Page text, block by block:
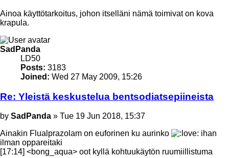
Ainoa käyttötarkoitus, johon itselläni nämä toimivat on kova
krapula.
SadPanda
LD50
Posts: 3183
Joined: Wed 27 May 2009, 15:26
Re: Yleistä keskustelua bentsodiatsepiineista
Post
by SadPanda » Tue 19 Jun 2018, 15:37
Ainakin Flualprazolam on euforinen ku aurinko
ihan
ilman oppareitaki
[17:14] <bong_aqua> oot kyllä kohtuukäytön ruumiillistuma